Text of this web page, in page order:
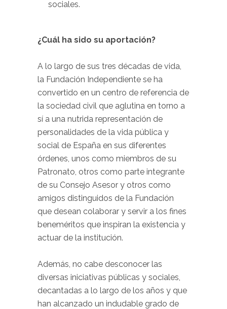
sociales.
¿Cuál ha sido su aportación?
A lo largo de sus tres décadas de vida,
la Fundación Independiente se ha
convertido en un centro de referencia de
la sociedad civil que aglutina en torno a
sí a una nutrida representación de
personalidades de la vida pública y
social de España en sus diferentes
órdenes, unos como miembros de su
Patronato, otros como parte integrante
de su Consejo Asesor y otros como
amigos distinguidos de la Fundación
que desean colaborar y servir a los fines
beneméritos que inspiran la existencia y
actuar de la institución.
Además, no cabe desconocer las
diversas iniciativas públicas y sociales,
decantadas a lo largo de los años y que
han alcanzado un indudable grado de